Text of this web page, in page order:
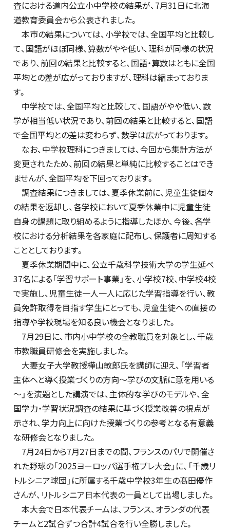
査における道内公立小中学校の結果が、7月31日に北海
道教育委員会から公表されました。
本市の結果については、小学校では、全国平均と比較し
て、国語がほぼ同様、算数がやや低い、理科が同様の状況
であり、前回の結果と比較すると、国語・算数はともに全国
平均との差が広がっておりますが、理科は縮まっておりま
す。
中学校では、全国平均と比較して、国語がやや低い、数
学が相当低い状況であり、前回の結果と比較すると、国語
で全国平均との差は変わらず、数学は広がっております。
なお、中学校理科につきましては、今回から集計方法が
変更されたため、前回の結果と単純に比較することはでき
ませんが、全国平均を下回っております。
調査結果につきましては、夏季休業前に、児童生徒個々
の結果を返却し、各学校において夏季休業中に児童生徒
自身の課題に取り組めるように指導したほか、今後、各学
校における分析結果を各家庭に配布し、保護者に周知する
こととしております。
夏季休業期間中に、公立千歳科学技術大学の学生延べ
37名による「学習サポート事業」を、小学校7校、中学校4校
で実施し、児童生徒一人一人に応じた学習指導を行い、教
員免許取得を目指す学生にとっても、児童生徒への直接の
指導や学校現場を知る良い機会となりました。
7月29日に、市内小中学校の全教職員を対象とし、千歳
市教職員研修会を実施しました。
大妻女子大学教授樺山敏郎氏を講師に迎え、「学習者
主体へと導く授業づくりの方向～学びの文脈に意を用いる
～」を演題とした講演では、主体的な学びのモデルや、全
国学力・学習状況調査の結果に基づく授業改善の視点が
示され、学力向上に向けた授業づくりの参考となる有意義
な研修会となりました。
7月24日から7月27日までの間、フランスのパリで開催さ
れた野球の「2025ヨーロッパ選手権プレ大会」に、「千歳リ
トルシニア球団」に所属する千歳中学校3年生の髙田優作
さんが、リトルシニア日本代表の一員として出場しました。
本大会で日本代表チームは、フランス、オランダの代表
チームと2試合ずつ合計4試合を行い全勝しました。